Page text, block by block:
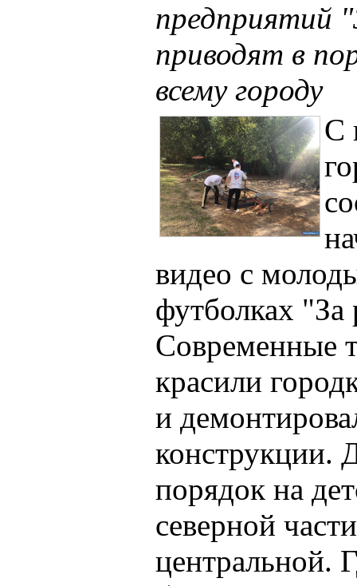
предприятий
приводят в
всему городу
С
видео с
футболках "За
Современные
красили
и
конструкции.
порядок на
северной
центральной.